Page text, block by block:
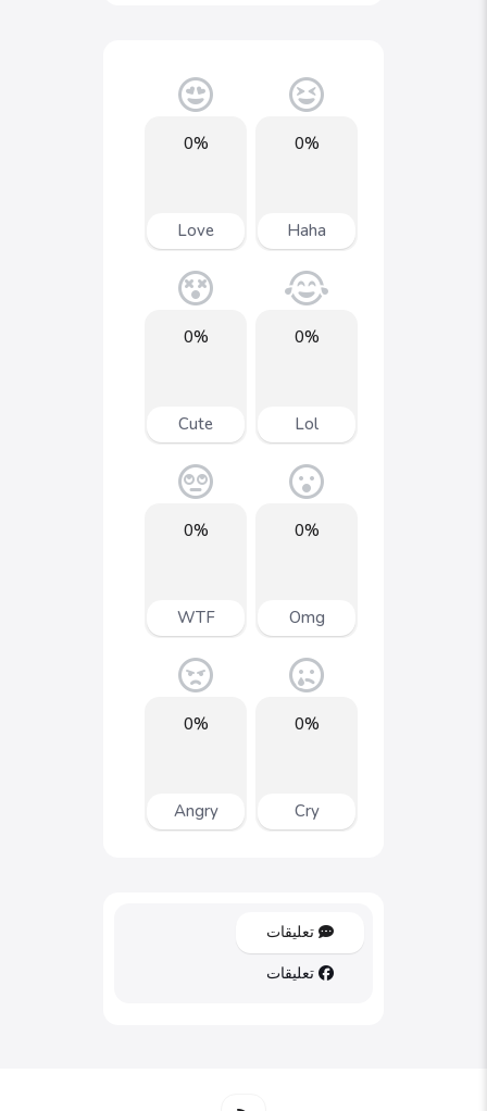
0%
Haha
0%
Love
0%
Lol
0%
Cute
0%
Omg
0%
WTF
0%
Cry
0%
Angry
تعليقات
تعليقات